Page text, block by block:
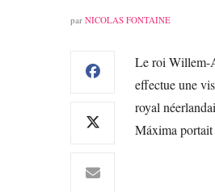
par NICOLAS FONTAINE
Le roi Willem-
effectue une
royal
Máxima portait